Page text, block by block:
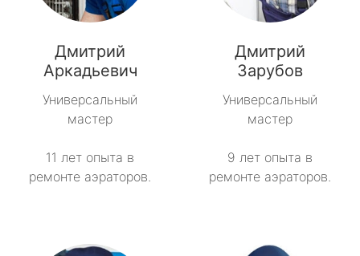
Дмитрий
Аркадьевич
Универсальный
мастер
11 лет опыта в
ремонте аэраторов.
Дмитрий
Зарубов
Универсальный
мастер
9 лет опыта в
ремонте аэраторов.